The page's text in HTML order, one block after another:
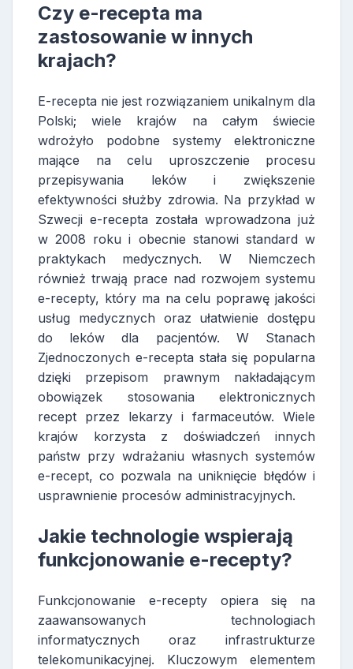
Czy e-recepta ma
zastosowanie w innych
krajach?
E-recepta nie jest rozwiązaniem unikalnym dla
Polski; wiele krajów na całym świecie
wdrożyło podobne systemy elektroniczne
mające na celu uproszczenie procesu
przepisywania leków i zwiększenie
efektywności służby zdrowia. Na przykład w
Szwecji e-recepta została wprowadzona już
w 2008 roku i obecnie stanowi standard w
praktykach medycznych. W Niemczech
również trwają prace nad rozwojem systemu
e-recepty, który ma na celu poprawę jakości
usług medycznych oraz ułatwienie dostępu
do leków dla pacjentów. W Stanach
Zjednoczonych e-recepta stała się popularna
dzięki przepisom prawnym nakładającym
obowiązek stosowania elektronicznych
recept przez lekarzy i farmaceutów. Wiele
krajów korzysta z doświadczeń innych
państw przy wdrażaniu własnych systemów
e-recept, co pozwala na uniknięcie błędów i
usprawnienie procesów administracyjnych.
Jakie technologie wspierają
funkcjonowanie e-recepty?
Funkcjonowanie e-recepty opiera się na
zaawansowanych technologiach
informatycznych oraz infrastrukturze
telekomunikacyjnej. Kluczowym elementem